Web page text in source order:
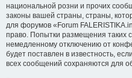
национальной розни и прочих
законы вашей страны, страны,
для форумов «Forum
право. Попытки размещения таких
немедленному отключению от
будет поставлен в известность,
всех сообщений сохраняются для